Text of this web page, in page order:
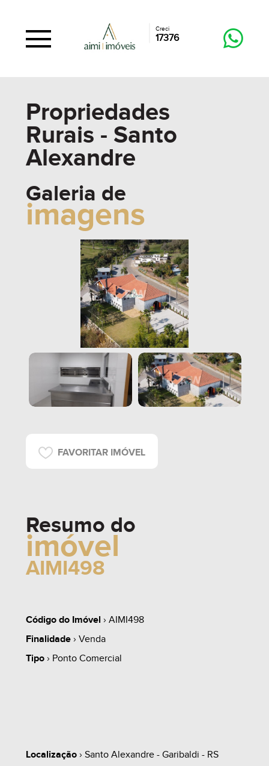
Creci
17376
Propriedades
Rurais - Santo
Alexandre
Galeria de
imagens
FAVORITAR IMÓVEL
Resumo do
imóvel
AIMI498
Código do Imóvel › AIMI498
Finalidade› Venda
Tipo› Ponto Comercial
Localização› Santo Alexandre - Garibaldi - RS